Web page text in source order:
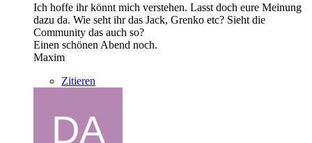
Ich hoffe ihr könnt mich verstehen. Lasst doch eure Meinung
dazu da. Wie seht ihr das Jack, Grenko etc? Sieht die
Community das auch so?
Einen schönen Abend noch.
Maxim
Zitieren